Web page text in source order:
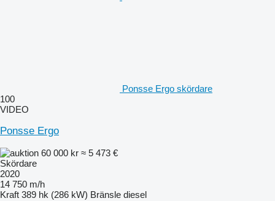
Ponsse Ergo skördare
100
VIDEO
Ponsse Ergo
60 000 kr ≈ 5 473 €
Skördare
2020
14 750 m/h
Kraft 389 hk (286 kW) Bränsle diesel